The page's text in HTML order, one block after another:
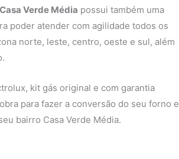
Verde Média possui também uma
poder atender com agilidade todos os
norte, leste, centro, oeste e sul, além
kit gás original e com garantia
para fazer a conversão do seu forno e
bairro Casa Verde Média.